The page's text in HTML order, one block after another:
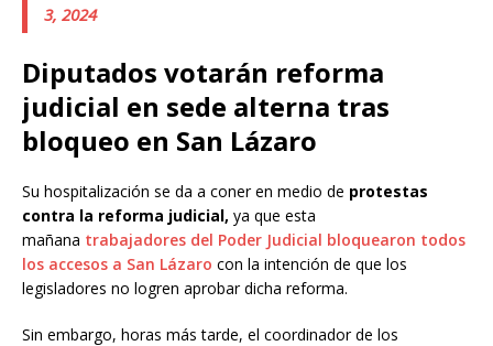
3, 2024
Diputados votarán reforma
judicial en sede alterna tras
bloqueo en San Lázaro
Su hospitalización se da a coner en medio de protestas
contra la reforma judicial, ya que esta
mañana trabajadores del Poder Judicial bloquearon todos
los accesos a San Lázaro con la intención de que los
legisladores no logren aprobar dicha reforma.
Sin embargo, horas más tarde, el coordinador de los